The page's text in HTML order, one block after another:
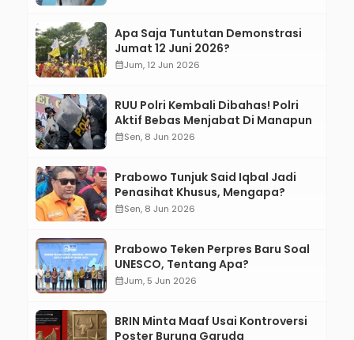
Apa Saja Tuntutan Demonstrasi
Jumat 12 Juni 2026?
calendar_monthJum, 12 Jun 2026
RUU Polri Kembali Dibahas! Polri
Aktif Bebas Menjabat Di Manapun
calendar_monthSen, 8 Jun 2026
Prabowo Tunjuk Said Iqbal Jadi
Penasihat Khusus, Mengapa?
calendar_monthSen, 8 Jun 2026
Prabowo Teken Perpres Baru Soal
UNESCO, Tentang Apa?
calendar_monthJum, 5 Jun 2026
BRIN Minta Maaf Usai Kontroversi
Poster Burung Garuda